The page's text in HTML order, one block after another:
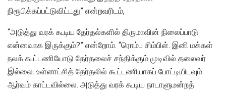
நிரூபிக்கப்பட்டுவிட்டது” என்றவரிடம்,
“அடுத்து வரக் கூடிய தேர்தல்களில் திருமாவின் நிலைப்பாடு
என்னவாக இருக்கும்?” என்றோம். “ரொம்ப சிம்பிள். இனி மக்கள்
நலக் கூட்டணியோடு தேர்தலைச் சந்திக்கும் முடிவில் தலைவர்
இல்லை. உள்ளாட்சித் தேர்தலில் கூட்டணியாகப் போட்டியிடவும்
ஆர்வம் காட்டவில்லை. அடுத்து வரக் கூடிய நாடாளுமன்றத்